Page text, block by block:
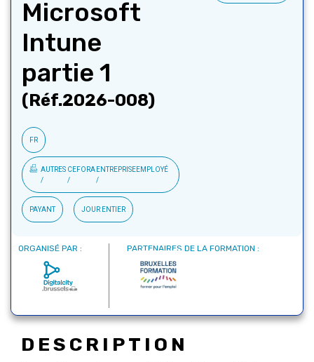
Microsoft
Intune
partie 1
(Réf.2026-008)
FR
AUTRES CEFORA ENTREPRISEEMPLOYÉ
PAYANT JOUR ENTIER
ORGANISÉ PAR : PARTENAIRES DE LA FORMATION :
DESCRIPTION